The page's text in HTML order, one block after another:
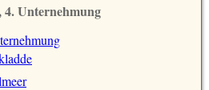
4. Unternehmung